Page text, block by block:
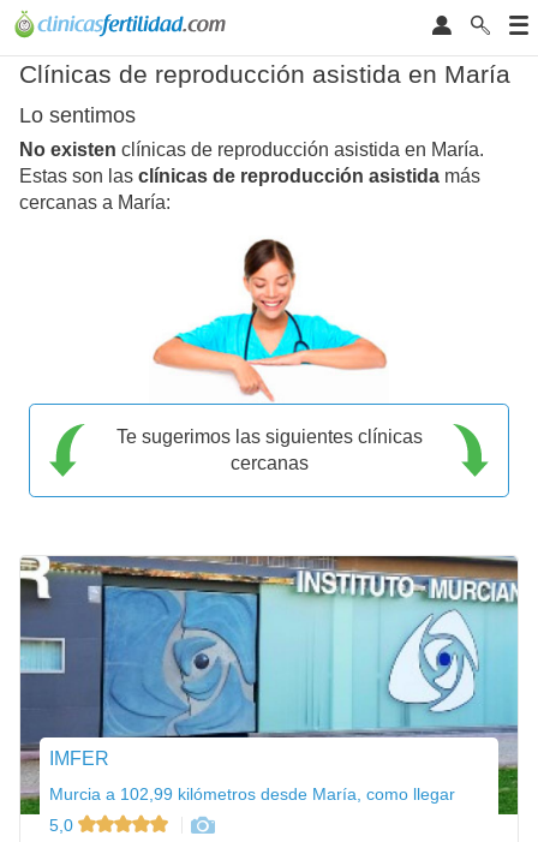
Clínicas de reproducción asistida en María
Lo sentimos
No existen clínicas de reproducción asistida en María.
Estas son las clínicas de reproducción asistida más
cercanas a María:
Te sugerimos las siguientes clínicas
cercanas
IMFER
Murcia a 102,99 kilómetros desde María, como llegar
5,0